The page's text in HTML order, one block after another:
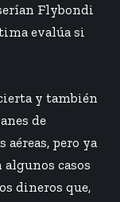
Flybondi
evalúa si
y también
de
pero ya
algunos casos
dineros que,